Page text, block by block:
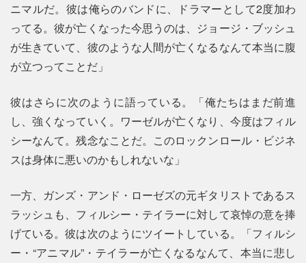
ニマルだ。彼は俺らのバンドに、ドラマーとして2度加わ
ってる。彼が亡くなった今思うのは、ジョージ・ブッシュ
が生きていて、彼のような人間が亡くなるなんて本当に腹
が立つってことだ」
彼はさらに次のように語っている。「俺たちはまだ前進
し、強くなっていく。ワーゼルが亡くなり、今度はフィル
シーなんて。残念なことだ。このロックンロール・ビジネ
スは身体に悪いのかもしれないな」
一方、ガンズ・アンド・ローゼズの元ギタリストであるス
ラッシュも、フィルシー・テイラーに対して哀悼の意を捧
げている。彼は次のようにツイートしている。「フィルシ
ー・“アニマル”・テイラーが亡くなるなんて、本当に悲し